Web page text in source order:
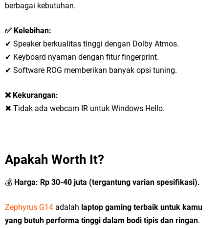
berbagai kebutuhan.
✅ Kelebihan:
✔ Speaker berkualitas tinggi dengan Dolby Atmos.
✔ Keyboard nyaman dengan fitur fingerprint.
✔ Software ROG memberikan banyak opsi tuning.
❌ Kekurangan:
✖ Tidak ada webcam IR untuk Windows Hello.
Apakah Worth It?
💰 Harga: Rp 30-40 juta (tergantung varian spesifikasi).
Zephyrus G14 adalah laptop gaming terbaik untuk kamu
yang butuh performa tinggi dalam bodi tipis dan ringan.